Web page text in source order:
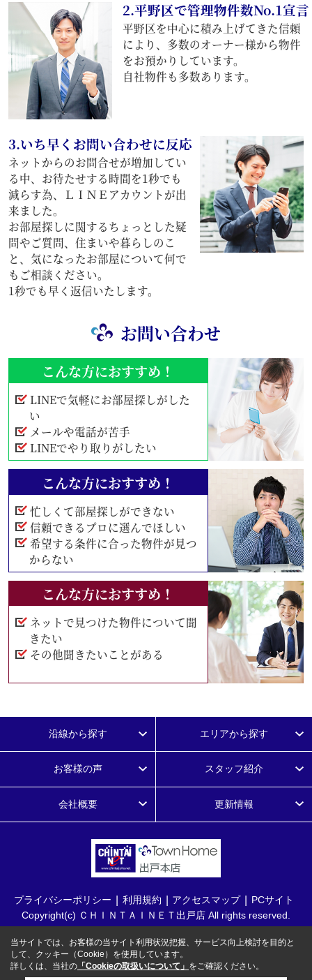
2.平野区で管理物件数No.1宣言
平野区を中心に積み上げてきた信頼
により、多数のオーナー様から物件
をお預かりしています。
自社物件も多数あります。
3.いち早くお問い合わせに反応
ネットからのお問合せが増加してい
る中、お待たせする時間を1秒でも
減らす為、ＬＩＮＥアカウントが出
来ました。
お部屋探しに関するちょっとした疑
問やご質問、住まいや暮らしのこ
と、気になったお部屋について何で
もご相談ください。
1秒でも早く返信いたします。
お問い合わせ
こんな方におすすめ！
LINEで気軽にお部屋探しがした
い
メールや電話が苦手
LINEでやり取りがしたい
こんな方におすすめ！
忙しくて部屋探しができない
信頼できるプロに選んでほしい
希望する条件に合った物件が見つ
からない
こんな方におすすめ！
ネットで見つけた物件について聞
きたい
その他聞きたいことがある
沿線から探す エリアから探す
お客様の声 スタッフ紹介
会社概要 更新情報
プライバシーポリシー 利用規約 アクセスマップ
PCサイト
Copyright(c) ＣＨＩＮＴＡＩＮＥＴ出戸店 All rights reserved.
当サイトでは、お客様の当サイト利用状況把握、サービス向上検討を目的と
して、クッキー（Cookie）を使用しています。
詳しくは、当社の 「Cookieの取扱いについて」 をご確認ください。